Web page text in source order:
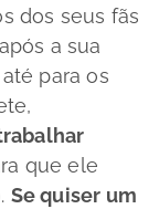
dos seus fãs
a sua
para os
que ele
Se quiser um